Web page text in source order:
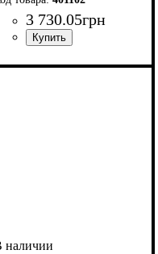
3 730.05грн